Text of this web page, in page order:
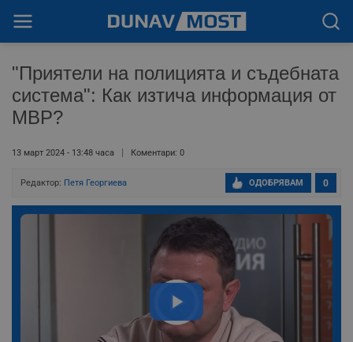
"Приятели на полицията и съдебната
система": Как изтича информация от
МВР?
13 март 2024 - 13:48 часа Коментари: 0
Редактор: Петя Георгиева 0
ОДОБРЯВАМ